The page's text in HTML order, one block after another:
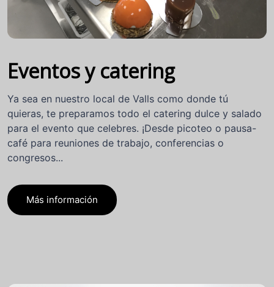
Eventos y catering
Ya sea en nuestro local de Valls como donde tú
quieras, te preparamos todo el catering dulce y salado
para el evento que celebres. ¡Desde picoteo o pausa-
café para reuniones de trabajo, conferencias o
congresos...
Más información